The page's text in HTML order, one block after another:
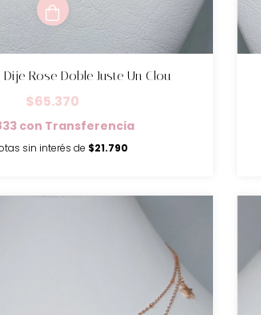
Rose Doble Juste Un Clou
$65.370
con Transferencia
sin interés de $21.790